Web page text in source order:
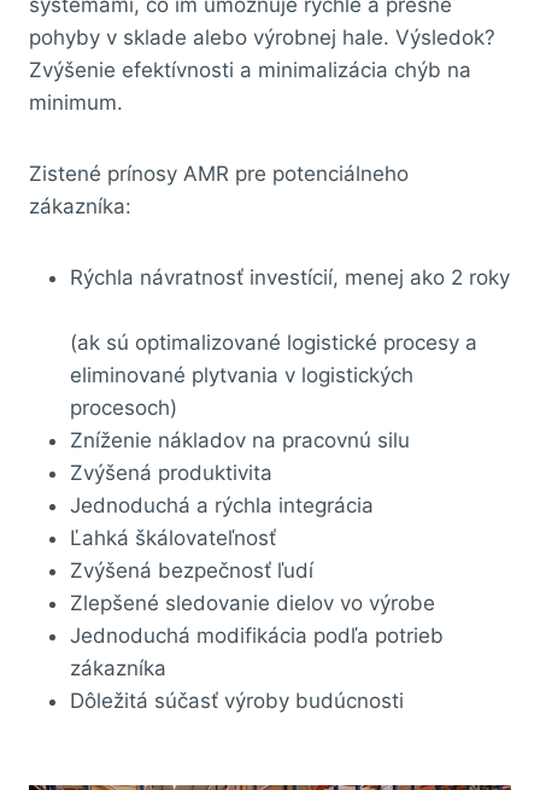
pohyby v sklade alebo výrobnej hale. Výsledok?
Zvýšenie efektívnosti a minimalizácia chýb na
minimum.
Zistené prínosy AMR pre potenciálneho
zákazníka:
Rýchla návratnosť investícií, menej ako 2 roky
(ak sú optimalizované logistické procesy a
eliminované plytvania v logistických
procesoch)
Zníženie nákladov na pracovnú silu
Zvýšená produktivita
Jednoduchá a rýchla integrácia
Ľahká škálovateľnosť
Zvýšená bezpečnosť ľudí
Zlepšené sledovanie dielov vo výrobe
Jednoduchá modifikácia podľa potrieb
zákazníka
Dôležitá súčasť výroby budúcnosti